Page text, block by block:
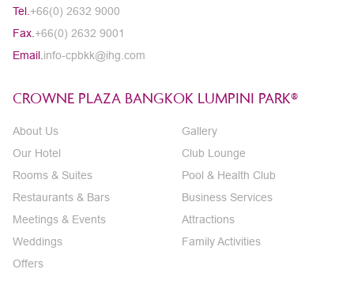
Tel. +66(0) 2632 9000
Fax. +66(0) 2632 9001
Email. info-cpbkk@ihg.com
CROWNE PLAZA BANGKOK LUMPINI PARK®
About Us
Our Hotel
Rooms & Suites
Restaurants & Bars
Meetings & Events
Weddings
Offers
Gallery
Club Lounge
Pool & Health Club
Business Services
Attractions
Family Activities